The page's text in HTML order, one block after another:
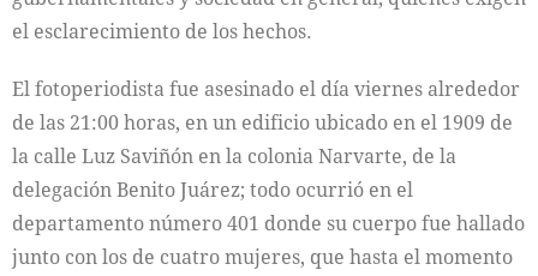
el esclarecimiento de los hechos.
El fotoperiodista fue asesinado el día viernes alrededor
de las 21:00 horas, en un edificio ubicado en el 1909 de
la calle Luz Saviñón en la colonia Narvarte, de la
delegación Benito Juárez; todo ocurrió en el
departamento número 401 donde su cuerpo fue hallado
junto con los de cuatro mujeres, que hasta el momento